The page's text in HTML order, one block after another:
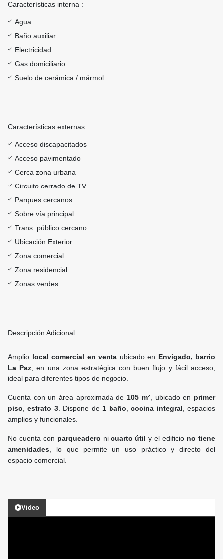
Características interna :
Agua
Baño auxiliar
Electricidad
Gas domiciliario
Suelo de cerámica / mármol
Características externas :
Acceso discapacitados
Acceso pavimentado
Cerca zona urbana
Circuito cerrado de TV
Parques cercanos
Sobre vía principal
Trans. público cercano
Ubicación Exterior
Zona comercial
Zona residencial
Zonas verdes
Descripción Adicional :
Amplio local comercial en venta ubicado en Envigado, barrio
La Paz , en una zona estratégica con buen flujo y fácil acceso,
ideal para diferentes tipos de negocio.
Cuenta con un área aproximada de 105 m², ubicado en primer
piso ,estrato 3. Dispone de 1 baño ,cocina integral , espacios
amplios y funcionales.
No cuenta con parqueadero ni cuarto útil y el edificio no tiene
amenidades , lo que permite un uso práctico y directo del
espacio comercial.
Video